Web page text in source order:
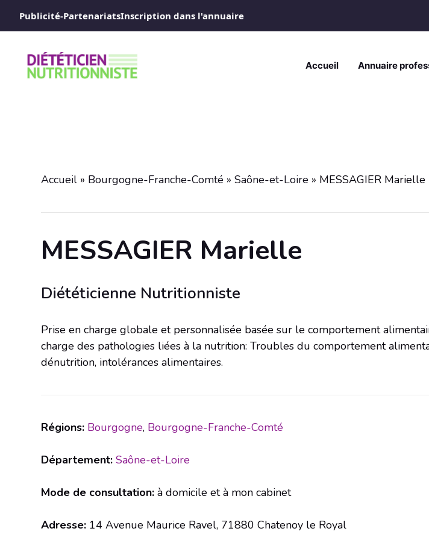
Publicité-PartenariatsInscription dans l'annuaire
Accueil Annuaire
Accueil » Bourgogne-Franche-Comté » Saône-et-Loire » MESSAGIER Marielle
MESSAGIER Marielle
Diététicienne Nutritionniste
Prise en charge globale et personnalisée basée sur le comportement
charge des pathologies liées à la nutrition: Troubles du comportement
dénutrition, intolérances alimentaires.
Régions: Bourgogne, Bourgogne-Franche-Comté
Département: Saône-et-Loire
Mode de consultation: à domicile et à mon cabinet
Adresse: 14 Avenue Maurice Ravel, 71880 Chatenoy le Royal